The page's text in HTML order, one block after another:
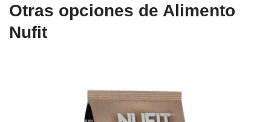
Otras opciones de Alimento
Nufit